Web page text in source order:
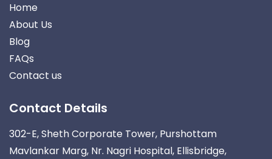
Home
About Us
Blog
FAQs
Contact us
Contact Details
302-E, Sheth Corporate Tower, Purshottam
Mavlankar Marg, Nr. Nagri Hospital, Ellisbridge,